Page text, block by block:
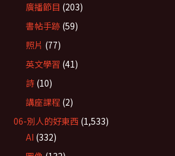
廣播節目 (203)
書帖手跡 (59)
照片 (77)
英文學習 (41)
詩 (10)
講座課程 (2)
06-別人的好東西 (1,533)
AI (332)